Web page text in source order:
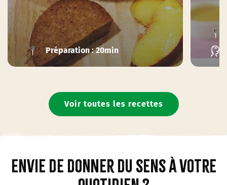
Préparation : 20min
Voir toutes les recettes
Envie de donner du sens à votre